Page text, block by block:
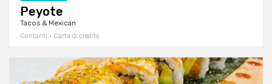
Peyote
Tacos & Mexican
Contanti · Carta di credito